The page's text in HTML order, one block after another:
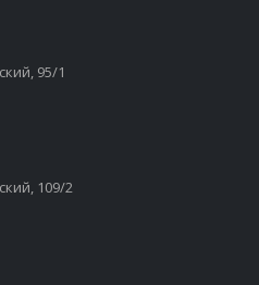
95/1
109/2